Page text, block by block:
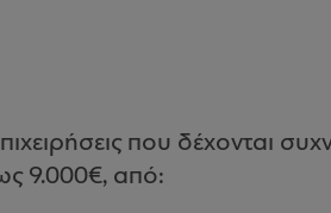
που δέχονται
9.000€, από: